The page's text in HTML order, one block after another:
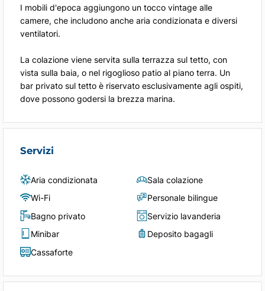
I mobili d'epoca aggiungono un tocco vintage alle
camere, che includono anche aria condizionata e diversi
ventilatori.
La colazione viene servita sulla terrazza sul tetto, con
vista sulla baia, o nel rigoglioso patio al piano terra. Un
bar privato sul tetto è riservato esclusivamente agli ospiti,
dove possono godersi la brezza marina.
Servizi
Aria condizionata
Wi-Fi
Bagno privato
Minibar
Cassaforte
Sala colazione
Personale bilingue
Servizio lavanderia
Deposito bagagli